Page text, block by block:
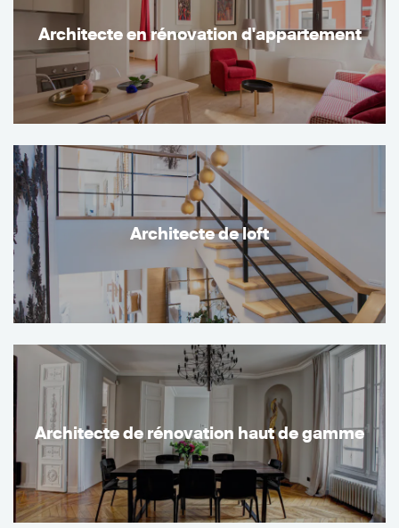
Architecte en rénovation d'appartement
Architecte de loft
Architecte de rénovation haut de gamme